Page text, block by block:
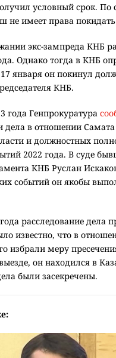
условный срок. По
не имеет права покидать
экс-зампреда КНБ
Однако тогда в КНБ
января он покинул
КНБ.
года Генпрокуратура
дела в отношении
и должностных
2022 года. В суде
КНБ Руслан
событий он якобы
расследование дела
известно, что в
избрали меру
он находился в
были засекречены.